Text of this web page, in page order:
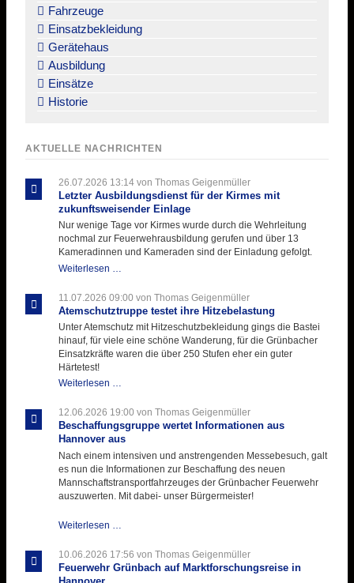
Fahrzeuge
Einsatzbekleidung
Gerätehaus
Ausbildung
Einsätze
Historie
AKTUELLE NACHRICHTEN
26.07.2026 13:14von Thomas Geigenmüller
Letzter Ausbildungsdienst für der Kirmes mit
zukunftsweisender Einlage
Nur wenige Tage vor Kirmes wurde durch die Wehrleitung
nochmal zur Feuerwehrausbildung gerufen und über 13
Kameradinnen und Kameraden sind der Einladung gefolgt.
Weiterlesen …
für
der
Kirmes
mit
zukunftsweisender
11.07.2026 09:00 von Thomas Geigenmüller
Atemschutztruppe testet ihre Hitzebelastung
Unter Atemschutz mit Hitzeschutzbekleidung gings die Bastei
hinauf, für viele eine schöne Wanderung, für die Grünbacher
Einsatzkräfte waren die über 250 Stufen eher ein guter
Härtetest!
Weiterlesen …
ihre
Hitzebelastung
12.06.2026 19:00 von Thomas Geigenmüller
Beschaffungsgruppe wertet Informationen aus
Hannover aus
Nach einem intensiven und anstrengenden Messebesuch, galt
es nun die Informationen zur Beschaffung des neuen
Mannschaftstransportfahrzeuges der Grünbacher Feuerwehr
auszuwerten. Mit dabei- unser Bürgermeister!
Weiterlesen …
Informationen
aus
10.06.2026 17:56 von Thomas Geigenmüller
Feuerwehr Grünbach auf Marktforschungsreise in